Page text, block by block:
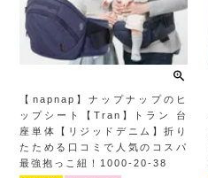
【napnap】ナップナップのヒ
ップシート【Tran】トラン 台
座単体【リジッドデニム】折り
たためる口コミで人気のコスパ
最強抱っこ紐！1000-20-38